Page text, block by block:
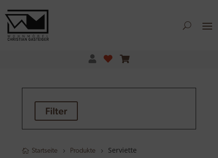
Filter
Startseite Produkte Serviette